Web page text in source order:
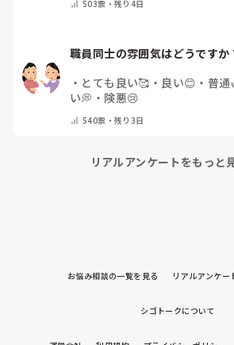
ん ・その他（コメントで教えて
503票・残り4日
職員同士の雰囲気はどうですか
・ とても良い🥰 ・ 良い😊 ・ 普通
い💭 ・ 険悪😢
540票・残り3日
リアルアンケートをもっと
お悩み相談の一覧を見る リアルアンケー
シゴトークについて